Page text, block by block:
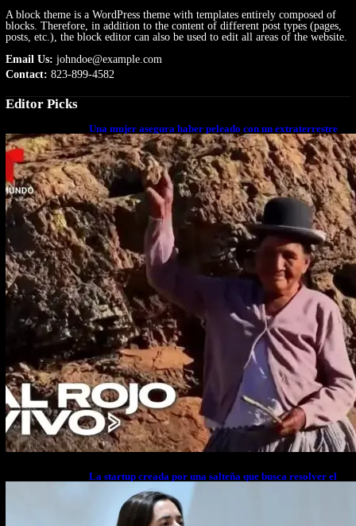
A block theme is a WordPress theme with templates entirely composed of
blocks. Therefore, in addition to the content of different post types (pages,
posts, etc.), the block editor can also be used to edit all areas of the website.
Email Us: johndoe@example.com
Contact: 823-899-4582
Editor Picks
Una mujer asegura haber peleado con un extraterrestre
cuerpo a cuerpo
La startup creada por una salteña que busca resolver el
estrés financiero en Latinoamérica